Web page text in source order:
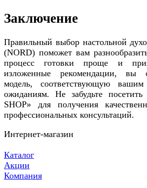
Заключение
Правильный выбор настольной
(NORD) поможет вам
процесс готовки проще и
изложенные рекомендации, вы
модель, соответствующую
ожиданиям. Не забудьте
SHOP» для получения
профессиональных консультаций.
Интернет-магазин
Каталог
Акции
Компания